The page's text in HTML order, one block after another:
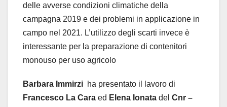
delle avverse condizioni climatiche della
campagna 2019 e dei problemi in applicazione in
campo nel 2021. L’utilizzo degli scarti invece è
interessante per la preparazione di contenitori
monouso per uso agricolo
Barbara Immirzi ha presentato il lavoro di
Francesco La Cara ed Elena Ionata del Cnr –